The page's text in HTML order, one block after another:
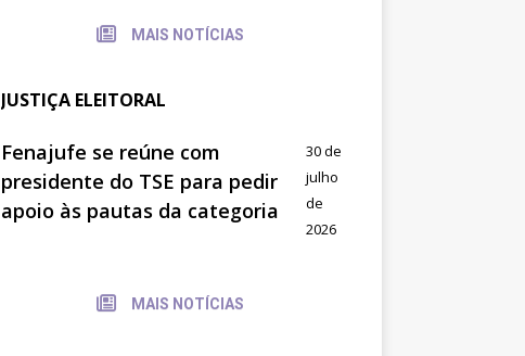
MAIS NOTÍCIAS
JUSTIÇA ELEITORAL
Fenajufe se reúne com
presidente do TSE para pedir
apoio às pautas da categoria
30 de
julho
de
2026
MAIS NOTÍCIAS